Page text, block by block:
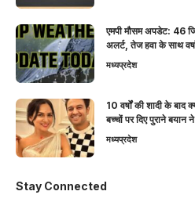
एमपी मौसम अपडेट: 46
अलर्ट, तेज हवा के साथ
मध्यप्रदेश
10 वर्षों की शादी के बाद
बच्चों पर दिए पुराने बयान
मध्यप्रदेश
Stay Connected